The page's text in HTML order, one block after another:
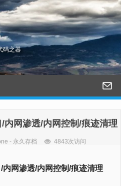
码之器
网渗透/内网控制/痕迹清理
- 永久存档 4843次访问
网渗透/内网控制/痕迹清理